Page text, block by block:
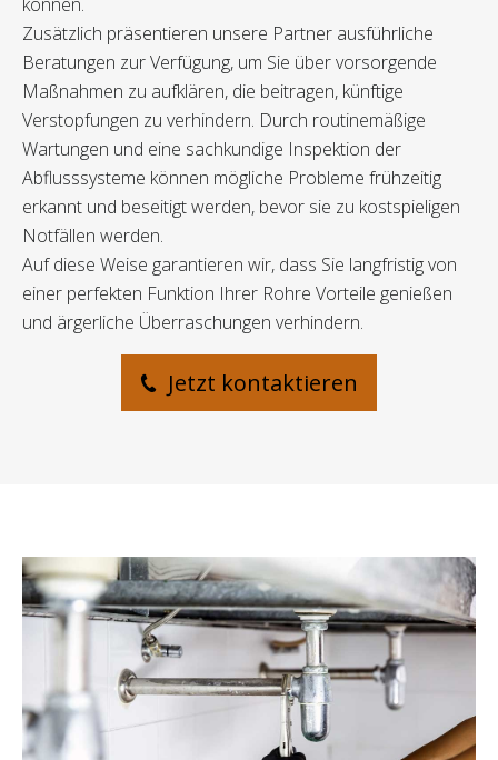
Zusätzlich präsentieren unsere Partner ausführliche
Beratungen zur Verfügung, um Sie über vorsorgende
Maßnahmen zu aufklären, die beitragen, künftige
Verstopfungen zu verhindern. Durch routinemäßige
Wartungen und eine sachkundige Inspektion der
Abflusssysteme können mögliche Probleme frühzeitig
erkannt und beseitigt werden, bevor sie zu kostspieligen
Notfällen werden.
Auf diese Weise garantieren wir, dass Sie langfristig von
einer perfekten Funktion Ihrer Rohre Vorteile genießen
und ärgerliche Überraschungen verhindern.
Jetzt kontaktieren